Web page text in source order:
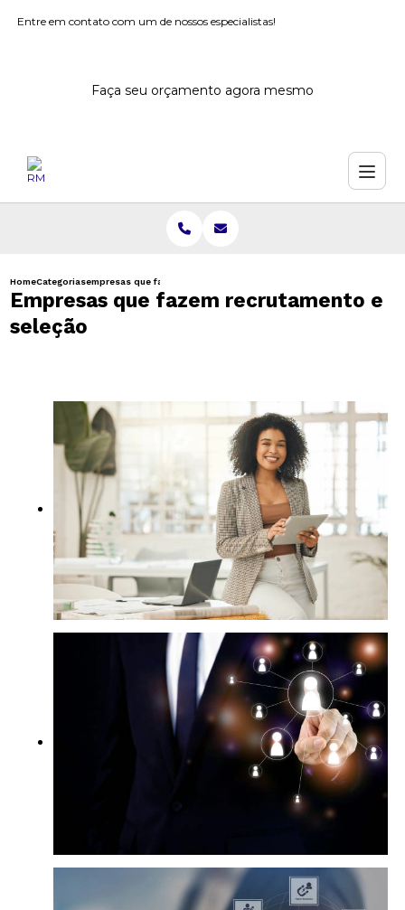
Entre em contato com um de nossos especialistas!
Faça seu orçamento agora mesmo
HomeCategoriasempresas que fazem recrutamento selecao
Empresas que fazem recrutamento e
seleção